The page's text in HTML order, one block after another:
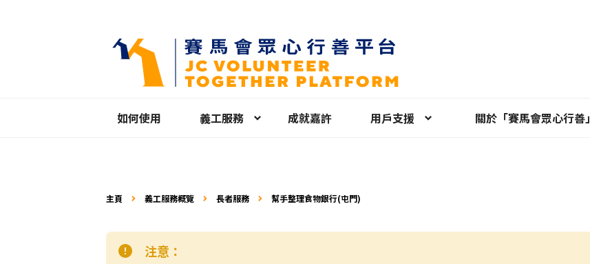
如何使用 義工服務 成就嘉許 用戶支援 關於「賽馬會眾心行善」
主頁 義工服務概覽 長者服務 幫手整理食物銀行(屯門)
注意：